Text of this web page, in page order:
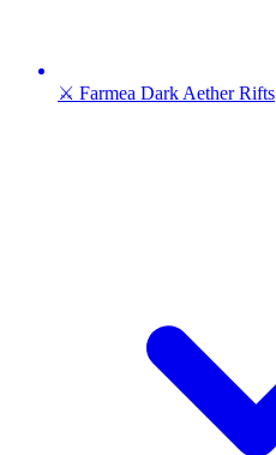
⚔️ Farmea Dark Aether Rifts